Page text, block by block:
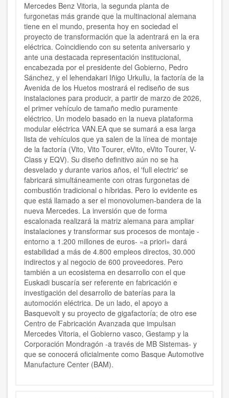
Mercedes Benz Vitoria, la segunda planta de
furgonetas más grande que la multinacional alemana
tiene en el mundo, presenta hoy en sociedad el
proyecto de transformación que la adentrará en la era
eléctrica. Coincidiendo con su setenta aniversario y
ante una destacada representación institucional,
encabezada por el presidente del Gobierno, Pedro
Sánchez, y el lehendakari Iñigo Urkullu, la factoría de la
Avenida de los Huetos mostrará el rediseño de sus
instalaciones para producir, a partir de marzo de 2026,
el primer vehículo de tamaño medio puramente
eléctrico. Un modelo basado en la nueva plataforma
modular eléctrica VAN.EA que se sumará a esa larga
lista de vehículos que ya salen de la línea de montaje
de la factoría (Vito, Vito Tourer, eVito, eVito Tourer, V-
Class y EQV). Su diseño definitivo aún no se ha
desvelado y durante varios años, el 'full electric' se
fabricará simultáneamente con otras furgonetas de
combustión tradicional o híbridas. Pero lo evidente es
que está llamado a ser el monovolumen-bandera de la
nueva Mercedes. La inversión que de forma
escalonada realizará la matriz alemana para ampliar
instalaciones y transformar sus procesos de montaje -
entorno a 1.200 millones de euros- «a priori» dará
estabilidad a más de 4.800 empleos directos, 30.000
indirectos y al negocio de 600 proveedores. Pero
también a un ecosistema en desarrollo con el que
Euskadi buscaría ser referente en fabricación e
investigación del desarrollo de baterías para la
automoción eléctrica. De un lado, el apoyo a
Basquevolt y su proyecto de gigafactoría; de otro ese
Centro de Fabricación Avanzada que impulsan
Mercedes Vitoria, el Gobierno vasco, Gestamp y la
Corporación Mondragón -a través de MB Sistemas- y
que se conocerá oficialmente como Basque Automotive
Manufacture Center (BAM).